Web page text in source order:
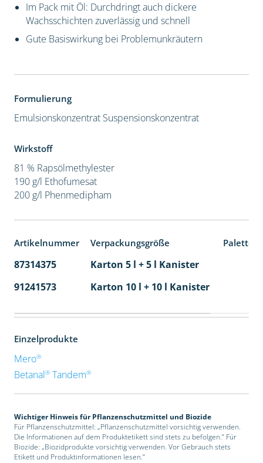
Im Pack mit Öl: Durchdringt auch dickere
Wachsschichten zuverlässig und schnell
Gute Basiswirkung bei Problemunkräutern
Formulierung
Emulsionskonzentrat Suspensionskonzentrat
Wirkstoff
81 % Rapsölmethylester
190 g/l Ethofumesat
200 g/l Phenmedipham
Artikelnummer Verpackungsgröße
87314375 Karton 5 l + 5 l Kanister
91241573
Karton 10 l + 10 l Kanister
Einzelprodukte
Mero®
Betanal®Tandem®
Wichtiger Hinweis für Pflanzenschutzmittel und Biozide
Für Pflanzenschutzmittel: „Pflanzenschutzmittel vorsichtig verwenden.
Die Informationen auf dem Produktetikett sind stets zu befolgen.“ Für
Biozide: „Biozidprodukte vorsichtig verwenden. Vor Gebrauch stets
Etikett und Produktinformationen lesen.“